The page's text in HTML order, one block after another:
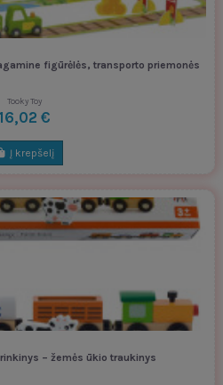
figūrėlės, transporto priemonės
Tooky Toy
16,02 €
Į krepšelį
– žemės ūkio traukinys